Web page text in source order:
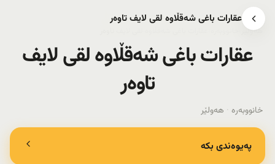
عقارات باغی شەقڵاوە لقی لایف تاوەر
هەولێر
عقارات باغی شەقڵاوە لقی لایف
تاوەر
خانووبەرە · هەولێر
پەیوەندی بکە